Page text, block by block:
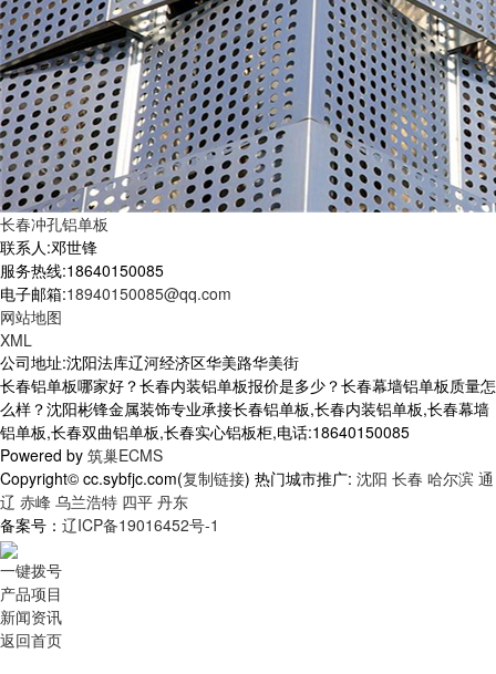
长春冲孔铝单板
联系人:邓世锋
服务热线:18640150085
电子邮箱:18940150085@qq.com
网站地图
XML
公司地址:沈阳法库辽河经济区华美路华美街
长春铝单板哪家好？长春内装铝单板报价是多少？长春幕墙铝单板质量怎
么样？沈阳彬锋金属装饰专业承接长春铝单板,长春内装铝单板,长春幕墙
铝单板,长春双曲铝单板,长春实心铝板柜,电话:18640150085
Powered by 筑巢ECMS
Copyright© cc.sybfjc.com(复制链接) 热门城市推广: 沈阳 长春 哈尔滨 通
辽 赤峰 乌兰浩特 四平 丹东
备案号： 辽ICP备19016452号-1
一键拨号
产品项目
新闻资讯
返回首页